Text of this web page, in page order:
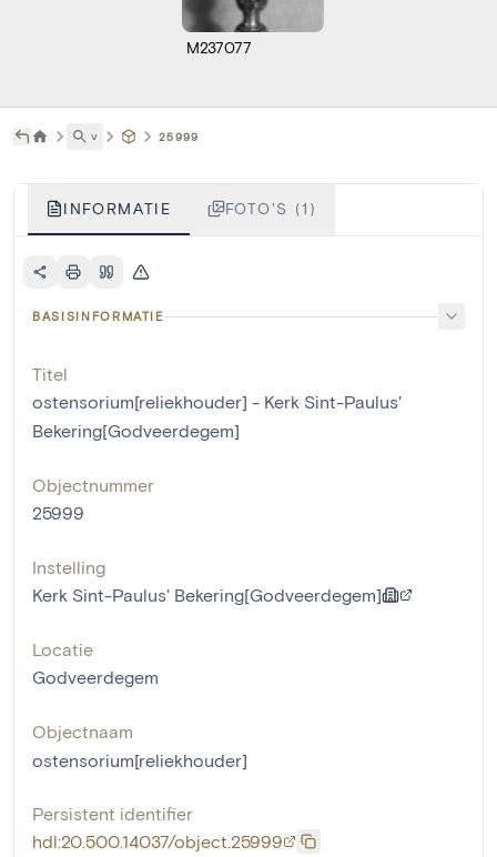
M237077
˅ 25999
INFORMATIE FOTO'S (1)
BASISINFORMATIE
Titel
ostensorium[reliekhouder] - Kerk Sint-Paulus'
Bekering[Godveerdegem]
Objectnummer
25999
Instelling
Kerk Sint-Paulus' Bekering[Godveerdegem]
Locatie
Godveerdegem
Objectnaam
ostensorium[reliekhouder]
Persistent identifier
hdl:20.500.14037/object.25999